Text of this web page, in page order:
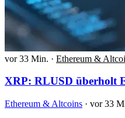
vor 33 Min. · Ethereum &
XRP: RLUSD überholt
Ethereum & Altcoins · vor 33